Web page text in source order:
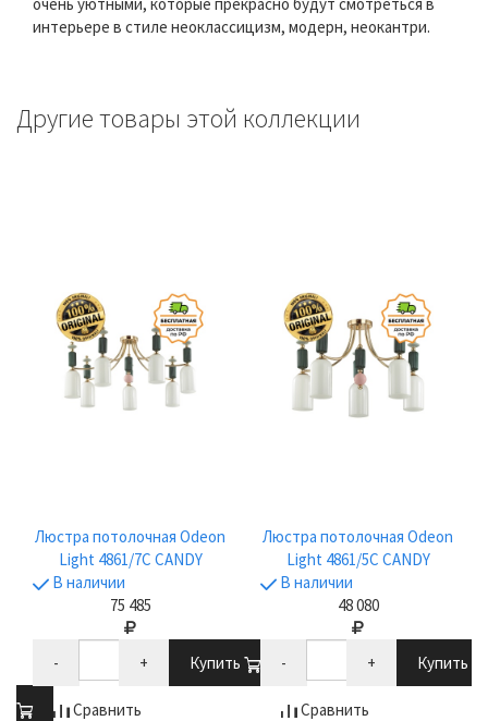
интерьере в стиле неоклассицизм, модерн, неокантри.
Другие товары этой коллекции
Люстра потолочная Odeon
Light 4861/7C CANDY
В наличии
75 485
- + Купить
Сравнить
Люстра потолочная Odeon
Light 4861/5C CANDY
В наличии
48 080
- + Купить
Сравнить